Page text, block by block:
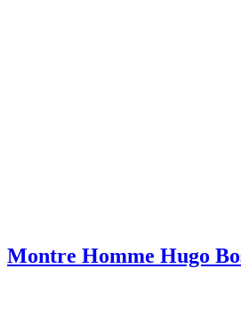
Montre Homme Hugo